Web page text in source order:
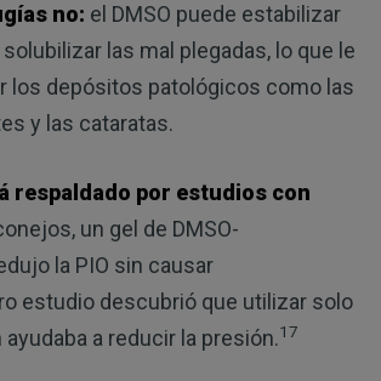
no: el DMSO puede estabilizar
las mal plegadas, lo que le
los depósitos patológicos como las
y las cataratas.
respaldado por estudios con
un gel de DMSO-
la PIO sin causar
estudio descubrió que utilizar solo
ayudaba a reducir la presión.17